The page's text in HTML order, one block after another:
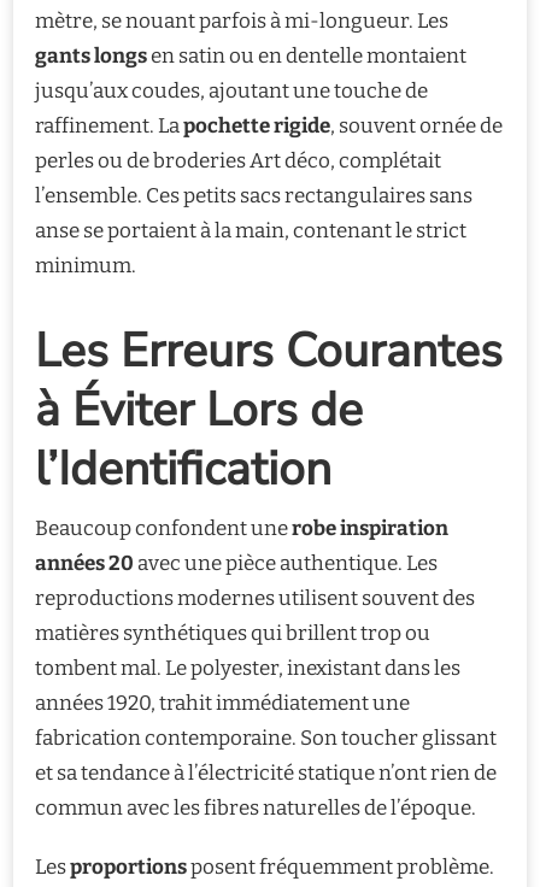
mètre, se nouant parfois à mi-longueur. Les
gants longsen satin ou en dentelle montaient
jusqu’aux coudes, ajoutant une touche de
raffinement. Lapochette rigide, souvent ornée de
perles ou de broderies Art déco, complétait
l’ensemble. Ces petits sacs rectangulaires sans
anse se portaient à la main, contenant le strict
minimum.
Les Erreurs Courantes
à Éviter Lors de
l’Identification
Beaucoup confondent unerobe inspiration
années 20 avec une pièce authentique. Les
reproductions modernes utilisent souvent des
matières synthétiques qui brillent trop ou
tombent mal. Le polyester, inexistant dans les
années 1920, trahit immédiatement une
fabrication contemporaine. Son toucher glissant
et sa tendance à l’électricité statique n’ont rien de
commun avec les fibres naturelles de l’époque.
Lesproportionsposent fréquemment problème.